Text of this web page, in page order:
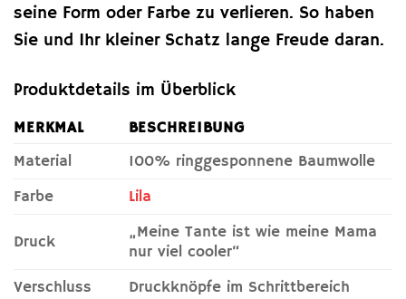
seine Form oder Farbe zu verlieren. So haben
Sie und Ihr kleiner Schatz lange Freude daran.
Produktdetails im Überblick
MERKMAL
BESCHREIBUNG
Material
100% ringgesponnene Baumwolle
Farbe
Lila
Druck
„Meine Tante ist wie meine Mama
nur viel cooler“
Verschluss
Druckknöpfe im Schrittbereich